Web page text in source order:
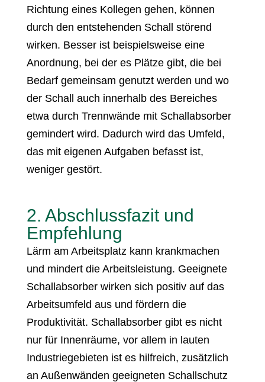
Richtung eines Kollegen gehen, können
durch den entstehenden Schall störend
wirken. Besser ist beispielsweise eine
Anordnung, bei der es Plätze gibt, die bei
Bedarf gemeinsam genutzt werden und wo
der Schall auch innerhalb des Bereiches
etwa durch Trennwände mit Schallabsorber
gemindert wird. Dadurch wird das Umfeld,
das mit eigenen Aufgaben befasst ist,
weniger gestört.
2. Abschlussfazit und
Empfehlung
Lärm am Arbeitsplatz kann krankmachen
und mindert die Arbeitsleistung. Geeignete
Schallabsorber wirken sich positiv auf das
Arbeitsumfeld aus und fördern die
Produktivität. Schallabsorber gibt es nicht
nur für Innenräume, vor allem in lauten
Industriegebieten ist es hilfreich, zusätzlich
an Außenwänden geeigneten Schallschutz